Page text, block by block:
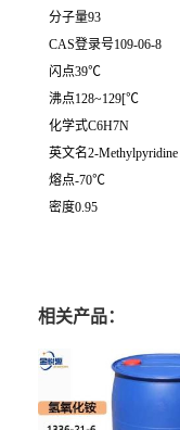
分子量93
CAS登录号109-06-8
闪点39℃
沸点128~129[℃
化学式C6H7N
英文名2-Methylpyridine
熔点-70℃
密度0.95
相关产品：